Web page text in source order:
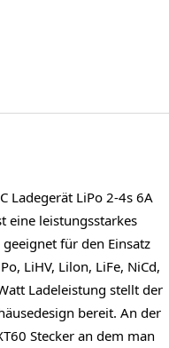
Ladegerät LiPo 2-4s 6A
eine leistungsstarkes
für den Einsatz
LiHV, Lilon, LiFe, NiCd,
Ladeleistung stellt der
bereit. An der
Stecker an dem man